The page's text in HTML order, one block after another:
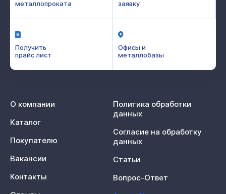
металлопроката
заявку
Получить
прайс лист
Офисы и
металлобазы
О компании
Каталог
Покупателю
Вакансии
Контакты
Политика обработки
данных
Согласие на обработку
данных
Статьи
Вопрос-Ответ